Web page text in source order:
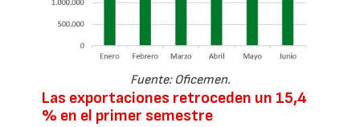
Fuente: Oficemen.
Las exportaciones retroceden un 15,4
% en el primer semestre